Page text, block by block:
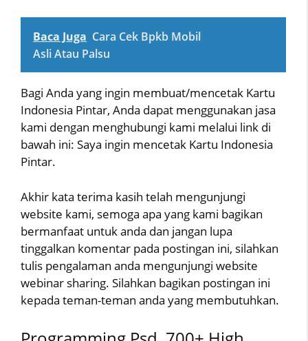
Baca Juga Cara Cek Bpkb Mobil
Asli Atau Palsu
Bagi Anda yang ingin membuat/mencetak Kartu
Indonesia Pintar, Anda dapat menggunakan jasa
kami dengan menghubungi kami melalui link di
bawah ini: Saya ingin mencetak Kartu Indonesia
Pintar.
Akhir kata terima kasih telah mengunjungi
website kami, semoga apa yang kami bagikan
bermanfaat untuk anda dan jangan lupa
tinggalkan komentar pada postingan ini, silahkan
tulis pengalaman anda mengunjungi website
webinar sharing. Silahkan bagikan postingan ini
kepada teman-teman anda yang membutuhkan.